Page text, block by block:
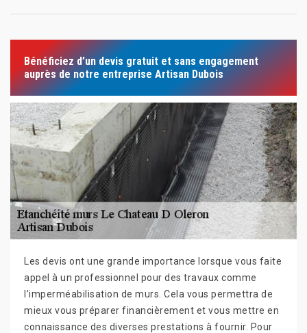
Bénéficiez d’un devis gratuit et sans engagement
auprès de notre entreprise Artisan Dubois
Les devis ont une grande importance lorsque vous faite
appel à un professionnel pour des travaux comme
l’imperméabilisation de murs. Cela vous permettra de
mieux vous préparer financièrement et vous mettre en
connaissance des diverses prestations à fournir. Pour